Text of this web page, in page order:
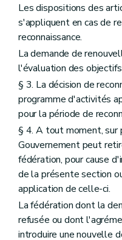
Les dispositions des
s'appliquent en cas de
reconnaissance.
La demande de
l'évaluation des
§ 3. La décision de
programme d'activités
pour la période de
§ 4. A tout moment, sur
Gouvernement peut
fédération, pour cause
de la présente section
application de celle-ci.
La fédération dont la
refusée ou dont
introduire une nouvelle